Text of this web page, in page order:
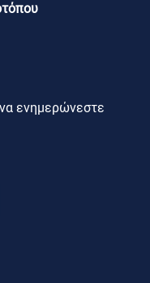
ενημερώνεστε